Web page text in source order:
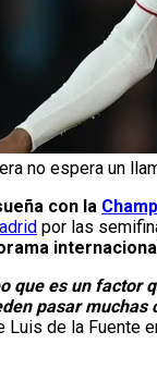
no espera un
con la
por las
que es un
pasar muchas
Luis de la Fuente